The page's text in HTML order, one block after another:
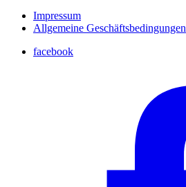
Impressum
Allgemeine Geschäftsbedingungen
facebook